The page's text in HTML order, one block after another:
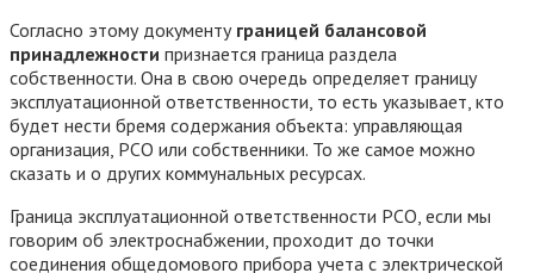
Согласно этому документу границей балансовой
принадлежности признается граница раздела
собственности. Она в свою очередь определяет границу
эксплуатационной ответственности, то есть указывает, кто
будет нести бремя содержания объекта: управляющая
организация, РСО или собственники. То же самое можно
сказать и о других коммунальных ресурсах.
Граница эксплуатационной ответственности РСО, если мы
говорим об электроснабжении, проходит до точки
соединения общедомового прибора учета с электрической